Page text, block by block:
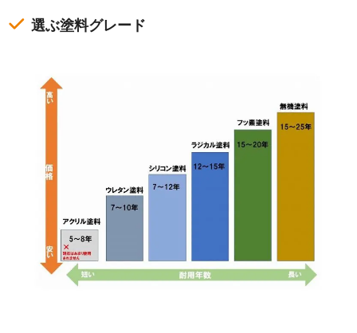
選ぶ塗料グレード